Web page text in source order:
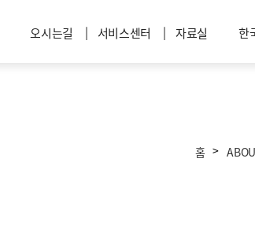
오시는길 | 서비스센터 | 자료실
한
홈 >